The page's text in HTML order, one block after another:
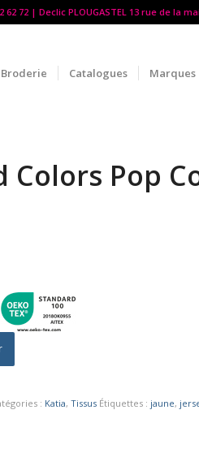
62 72 | Declic PLOUGASTEL 13 rue de la
Broderie Catalogues Marques
Colors Pop
: Katia,Tissus Étiquettes : jaune,